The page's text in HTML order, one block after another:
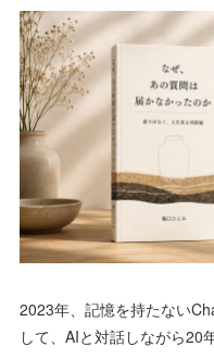
2023年、記憶を持たない
して、AIと対話しながら20